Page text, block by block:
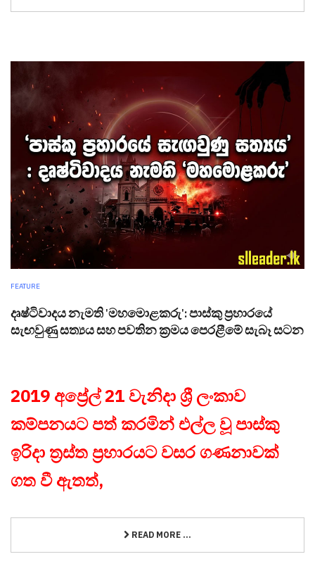
FEATURE
දෘෂ්ටිවාදය නැමති 'මහමොළකරු': පාස්කු ප්‍රහාරයේ
සැඟවුණු සත්‍යය සහ පවතින ක්‍රමය පෙරළීමේ සැබෑ සටන
2019 අප්‍රේල් 21 වැනිදා ශ්‍රී ලංකාව
කම්පනයට පත් කරමින් එල්ල වූ පාස්කු
ඉරිදා ත්‍රස්ත ප්‍රහාරයට වසර ගණනාවක්
ගත වී ඇතත්,
READ MORE ...